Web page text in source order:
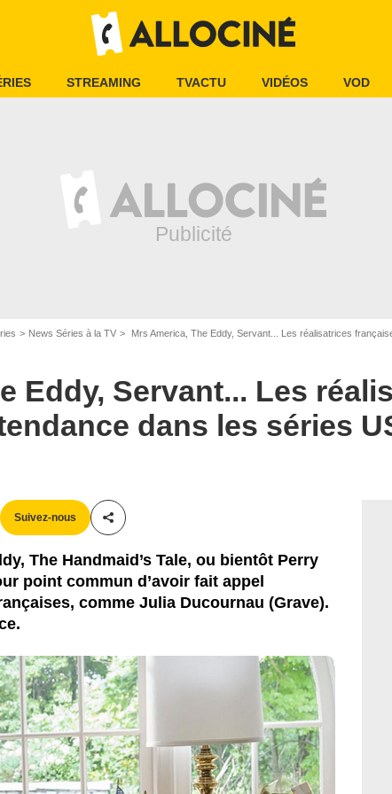
STREAMING TVACTU VIDÉOS VOD
News Séries à la TV Mrs America, The Eddy, Servant... Les réalisatrices
Eddy, Servant... Les
dans les séries
Suivez-nous
Partager cet article
The Handmaid’s Tale, ou bientôt Perry
point commun d’avoir fait appel
comme Julia Ducournau (Grave).
LLC. All rights reserved.